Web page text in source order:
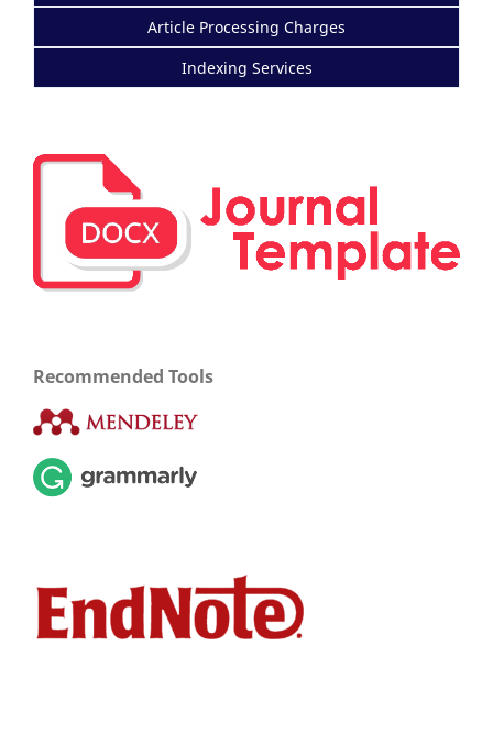
Article Processing Charges
Indexing Services
Recommended Tools